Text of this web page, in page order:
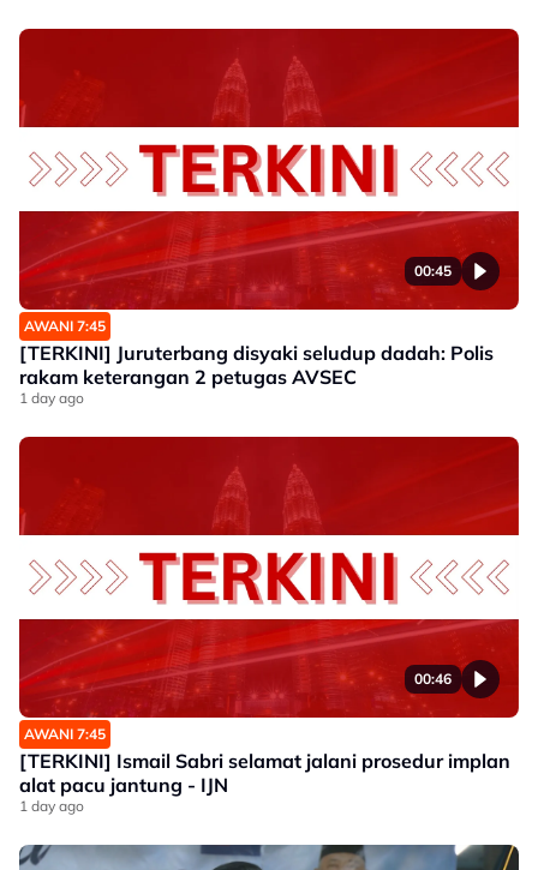
00:45
AWANI 7:45
[TERKINI] Juruterbang disyaki seludup dadah: Polis
rakam keterangan 2 petugas AVSEC
1 day ago
00:46
AWANI 7:45
[TERKINI] Ismail Sabri selamat jalani prosedur implan
alat pacu jantung - IJN
1 day ago